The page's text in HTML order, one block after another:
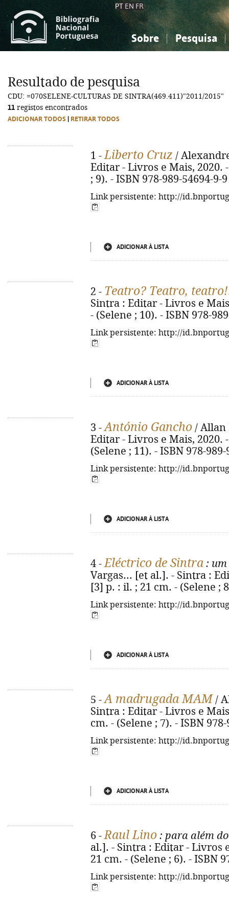
PT EN FR
Sobre Pesquisa
Ciências sociais...
Arte, desporto...
Ciências sociais...
Arte, desporto...
Resultado de pesquisa
CDU: =070SELENE-CULTURAS DE SINTRA(469.411)"2011/2015"
11 registos encontrados
ADICIONAR TODOS RETIRAR TODOS
1 -Liberto Cruz /
Editar - Livros e Mais, 2020.
; 9). - ISBN 978-989-54694-9-9
Link persistente: http://
ADICIONAR À LISTA
2 - Teatro? Teatro,
Sintra : Editar - Livros e
- (Selene ; 10). - ISBN 978-
Link persistente: http://
ADICIONAR À LISTA
3 -António Gancho / Allan
Editar - Livros e Mais, 2020.
(Selene ; 11). - ISBN 978-989-
Link persistente: http://
ADICIONAR À LISTA
4 -Eléctrico de Sintra :
Vargas... [et al.]. - Sintra :
[3] p. : il. ; 21 cm. - (Selene ;
Link persistente: http://
ADICIONAR À LISTA
5 -A madrugada MAM /
Sintra : Editar - Livros e
cm. - (Selene ; 7). - ISBN
Link persistente: http://
ADICIONAR À LISTA
6 -Raul Lino : para além
al.]. - Sintra : Editar - Livros
21 cm. - (Selene ; 6). - ISBN
Link persistente: http://